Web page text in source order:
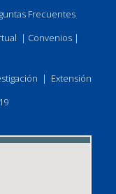
Frecuentes
| Convenios|
| Extensión